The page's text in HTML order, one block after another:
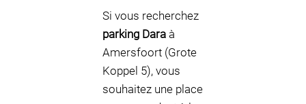
Si vous recherchez
parking Dara à
Amersfoort (Grote
Koppel 5), vous
souhaitez une place